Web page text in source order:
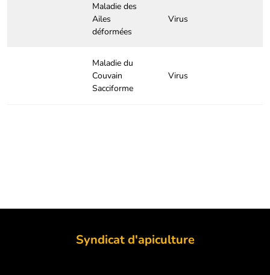
Maladie des
Ailes
déformées
Virus
Maladie du
Couvain
Sacciforme
Virus
Syndicat d'apiculture